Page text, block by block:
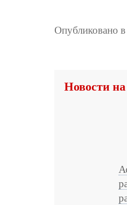
Опубликовано в
Новости на